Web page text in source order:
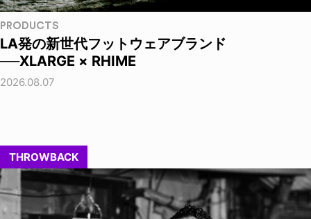
PRODUCTS
LA発の新世代フットウェアブランド
──XLARGE × RHIME
2026.08.07
THROWBACK